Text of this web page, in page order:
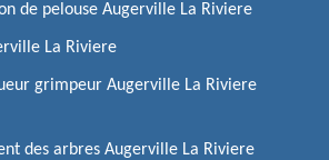
de pelouse Augerville La Riviere
La Riviere
grimpeur Augerville La Riviere
des arbres Augerville La Riviere